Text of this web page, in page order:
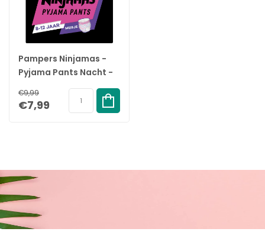
Pampers Ninjamas -
Pyjama Pants Nacht -
Meisje - 8/12 jaar -
Small Pack - 9
luierbroekjes
€9,99
€7,99